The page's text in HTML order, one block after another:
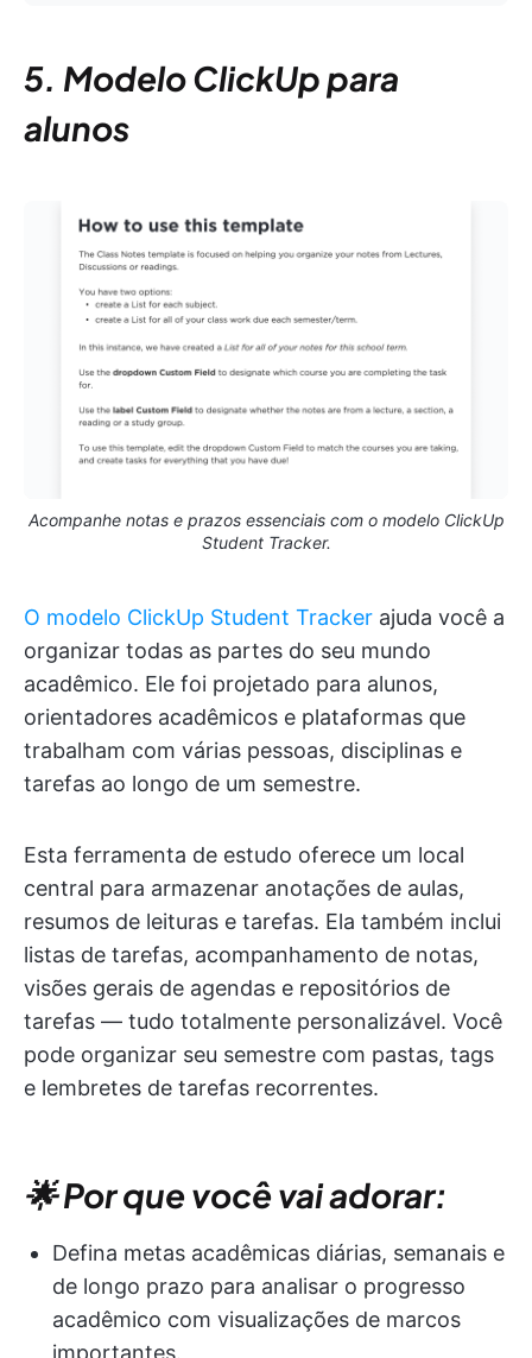
5. Modelo ClickUp para
alunos
Acompanhe notas e prazos essenciais com o modelo ClickUp
Student Tracker.
O modelo ClickUp Student Tracker ajuda você a
organizar todas as partes do seu mundo
acadêmico. Ele foi projetado para alunos,
orientadores acadêmicos e plataformas que
trabalham com várias pessoas, disciplinas e
tarefas ao longo de um semestre.
Esta ferramenta de estudo oferece um local
central para armazenar anotações de aulas,
resumos de leituras e tarefas. Ela também inclui
listas de tarefas, acompanhamento de notas,
visões gerais de agendas e repositórios de
tarefas — tudo totalmente personalizável. Você
pode organizar seu semestre com pastas, tags
e lembretes de tarefas recorrentes.
🌟 Por que você vai adorar:
Defina metas acadêmicas diárias, semanais e
de longo prazo para analisar o progresso
acadêmico com visualizações de marcos